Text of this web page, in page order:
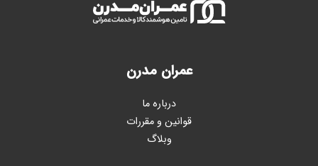
عمران مدرن
درباره ما
قوانین و مقررات
وبلاگ